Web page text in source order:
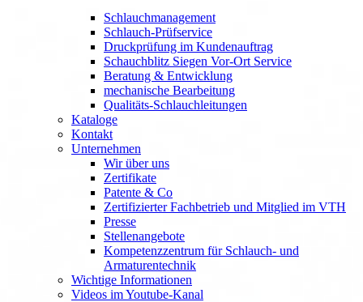
Schlauchmanagement
Schlauch-Prüfservice
Druckprüfung im Kundenauftrag
Schauchblitz Siegen Vor-Ort Service
Beratung & Entwicklung
mechanische Bearbeitung
Qualitäts-Schlauchleitungen
Kataloge
Kontakt
Unternehmen
Wir über uns
Zertifikate
Patente & Co
Zertifizierter Fachbetrieb und Mitglied im VTH
Presse
Stellenangebote
Kompetenzzentrum für Schlauch- und
Armaturentechnik
Wichtige Informationen
Videos im Youtube-Kanal